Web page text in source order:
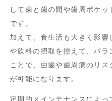
して歯と歯の間や歯周ポケ
です。
加えて、食生活も大きく影
や飲料の摂取を控えて、バラ
ことで、虫歯や歯周病のリ
が可能になります。
定期的メインテナンスによ